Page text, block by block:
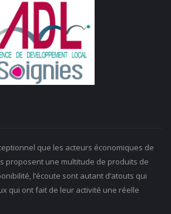
que les acteurs économiques de
proposent une multitude de produits de
l’écoute sont autant d’atouts qui
qui ont fait de leur activité une réelle